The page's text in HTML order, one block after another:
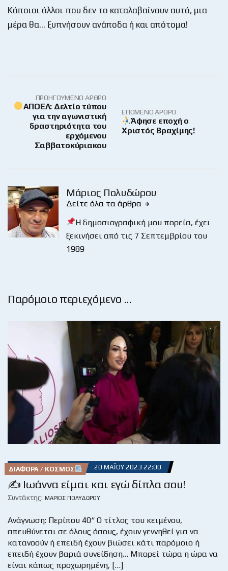
Κάποιοι άλλοι που δεν το καταλαβαίνουν αυτό, μια
μέρα θα… ξυπνήσουν ανάποδα ή και απότομα!
ΠΡΟΗΓΟΎΜΕΝΟ ΆΡΘΡΟ
ΑΠΟΕΛ: Δελτίο τύπου
για την αγωνιστική
δραστηριότητα του
ερχόμενου
Σαββατοκύριακου
ΕΠΌΜΕΝΟ ΆΡΘΡΟ
Άφησε εποχή ο
Χριστός Βραχίμης!
Μάριος Πολυδώρου
Δείτε όλα τα άρθρα
Η δημοσιογραφική μου πορεία, έχει
ξεκινήσει από τις 7 Σεπτεμβρίου του
1989
Παρόμοιο περιεχόμενο …
ΔΙΆΦΟΡΑ / ΚΌΣΜΟΣ 20 ΜΑΪ́ΟΥ 2023 22:00
✍ Ιωάννα είμαι και εγώ δίπλα σου!
Συντάκτης: ΜΆΡΙΟΣ ΠΟΛΥΔΏΡΟΥ
Ανάγνωση: Περίπου 40“ Ο τίτλος του κειμένου,
απευθύνεται σε όλους όσους, έχουν γεννηθεί για να
κατανοούν ή επειδή έχουν βιώσει κάτι παρόμοιο ή
επειδή έχουν βαριά συνείδηση… Μπορεί τώρα η ώρα να
είναι κάπως προχωρημένη, […]